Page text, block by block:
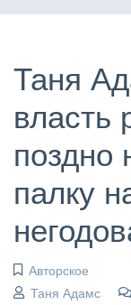
Таня
власть
поздно
палку
Авторское
Таня Адамс